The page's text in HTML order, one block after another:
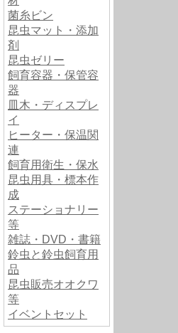
菌糸ビン
昆虫マット・添加
剤
昆虫ゼリー
飼育容器・保管容
器
皿木・ディスプレ
イ
ヒーター・保温関
連
飼育用衛生・保水
昆虫用具・標本作
成
ステーショナリー
等
雑誌・DVD・書籍
鈴虫と鈴虫飼育用
品
昆虫販売オオクワ
等
イベントセット